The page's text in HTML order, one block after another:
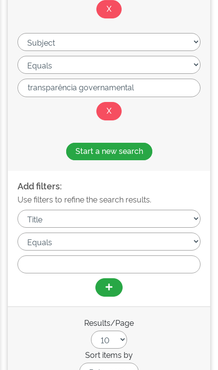
Start a new search
Add filters:
Use filters to refine the search results.
Results/Page
Sort items by